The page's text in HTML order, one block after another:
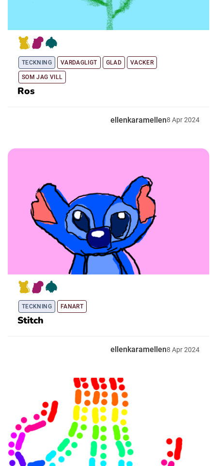
TECKNING VARDAGLIGT GLAD VACKER
SOM JAG VILL
Ros
ellenkaramellen8 Apr2024
TECKNING FANART
Stitch
ellenkaramellen8 Apr2024